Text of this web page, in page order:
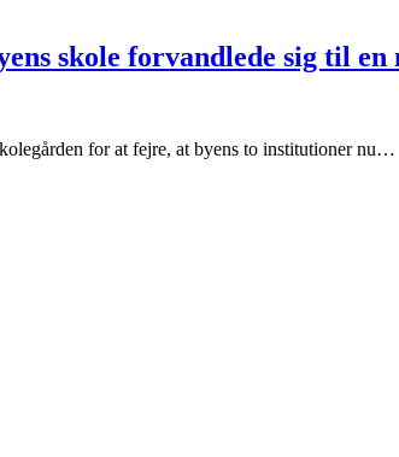
skole forvandlede sig til
for at fejre, at byens to institutioner nu…